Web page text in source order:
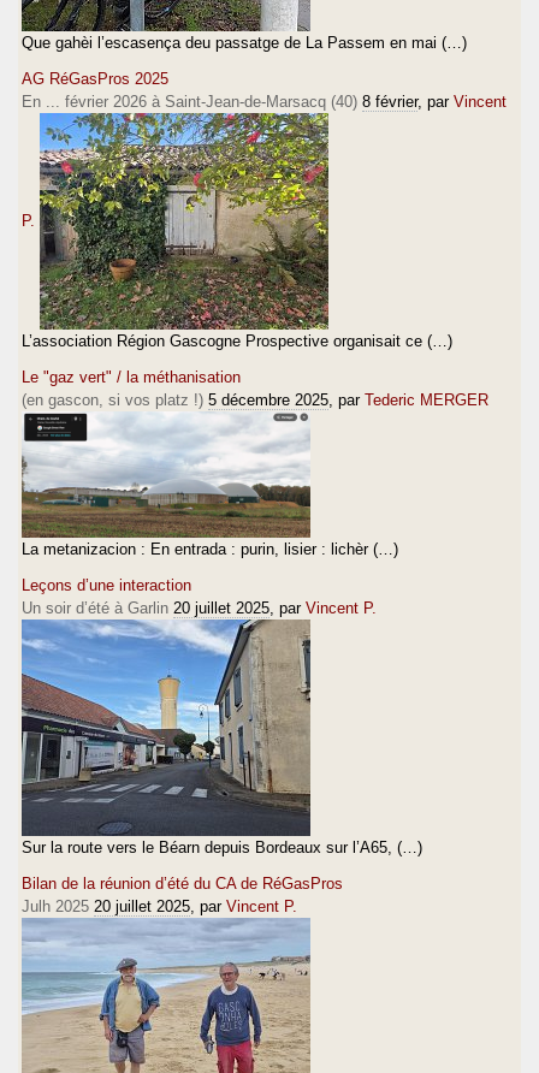
Que gahèi l’escasença deu passatge de La Passem en mai (…)
AG RéGasPros 2025
En ... février 2026 à Saint-Jean-de-Marsacq (40) 8 février, par Vincent
P.
L’association Région Gascogne Prospective organisait ce (…)
Le "gaz vert" / la méthanisation
(en gascon, si vos platz !) 5 décembre 2025 , par Tederic MERGER
La metanizacion : En entrada : purin, lisier : lichèr (…)
Leçons d’une interaction
Un soir d’été à Garlin 20 juillet 2025 , par Vincent P.
Sur la route vers le Béarn depuis Bordeaux sur l’A65, (…)
Bilan de la réunion d’été du CA de RéGasPros
Julh 2025 20 juillet 2025 , par Vincent P.